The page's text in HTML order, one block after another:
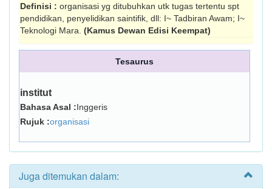
Definisi : organisasi yg ditubuhkan utk tugas tertentu spt
pendidikan, penyelidikan saintifik, dll: I~ Tadbiran Awam; I~
Teknologi Mara. (Kamus Dewan Edisi Keempat)
Tesaurus
institut
Bahasa Asal :Inggeris
Rujuk :organisasi
Juga ditemukan dalam: